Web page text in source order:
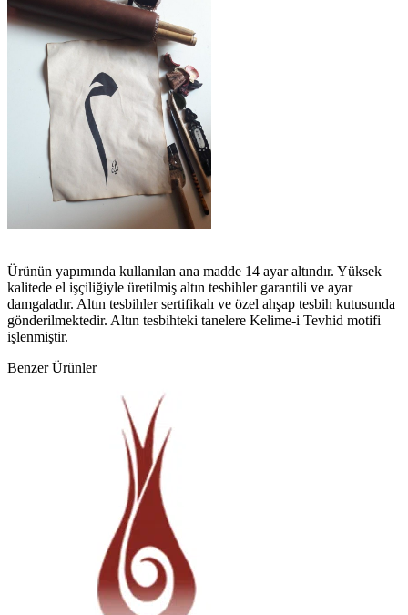
Ürünün yapımında kullanılan ana madde 14 ayar altındır. Yüksek
kalitede el işçiliğiyle üretilmiş altın tesbihler garantili ve ayar
damgaladır. Altın tesbihler sertifikalı ve özel ahşap tesbih kutusunda
gönderilmektedir. Altın tesbihteki tanelere Kelime-i Tevhid motifi
işlenmiştir.
Benzer Ürünler